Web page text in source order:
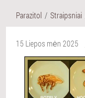
Parazitol Straipsniai
15 Liepos mėn 2025